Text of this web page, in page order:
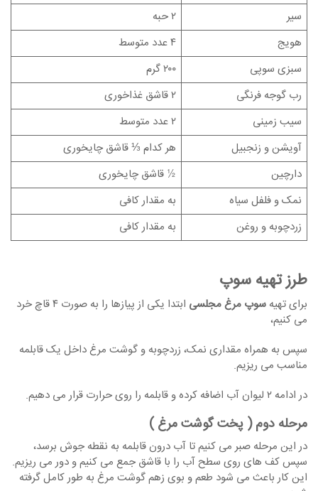
سیر
۲ حبه
هویج
۴ عدد متوسط
سبزی سوپی
۲۰۰ گرم
رب گوجه فرنگی
۲ قاشق غذاخوری
سیب زمینی
۲ عدد متوسط
آویشن و زنجبیل
هر کدام ⅓ قاشق چایخوری
دارچین
½ قاشق چایخوری
نمک و فلفل سیاه
به مقدار کافی
زردچوبه و روغن
به مقدار کافی
طرز تهیه سوپ
برای تهیه سوپ مرغ مجلسی
ابتدا یکی از پیازها را به صورت ۴ قاچ خرد
می کنیم،
سپس به همراه مقداری نمک، زردچوبه و گوشت مرغ داخل یک قابلمه
مناسب می ریزیم.
در ادامه ۲ لیوان آب اضافه کرده و قابلمه را روی حرارت قرار می دهیم.
مرحله دوم ( پخت گوشت مرغ )
در این مرحله صبر می کنیم تا آب درون قابلمه به نقطه جوش برسد،
سپس کف های روی سطح آب را با قاشق جمع می کنیم و دور می ریزیم.
این کار باعث می شود طعم و بوی زهم گوشت مرغ به طور کامل گرفته